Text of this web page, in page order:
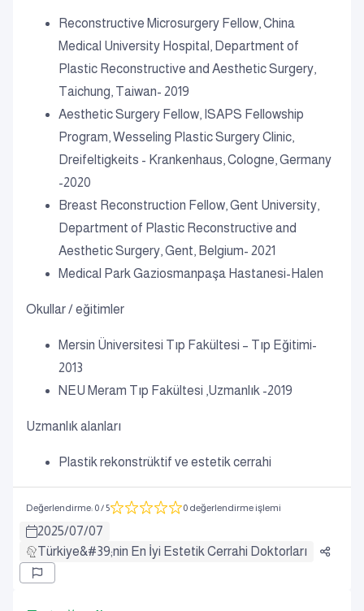
Reconstructive Microsurgery Fellow, China
Medical University Hospital, Department of
Plastic Reconstructive and Aesthetic Surgery,
Taichung, Taiwan- 2019
Aesthetic Surgery Fellow, ISAPS Fellowship
Program, Wesseling Plastic Surgery Clinic,
Dreifeltigkeits - Krankenhaus, Cologne, Germany
-2020
Breast Reconstruction Fellow, Gent University,
Department of Plastic Reconstructive and
Aesthetic Surgery, Gent, Belgium- 2021
Medical Park Gaziosmanpaşa Hastanesi-Halen
Okullar / eğitimler
Mersin Üniversitesi Tıp Fakültesi – Tıp Eğitimi-
2013
NEU Meram Tıp Fakültesi ,Uzmanlık -2019
Uzmanlık alanları
Plastik rekonstrüktif ve estetik cerrahi
Değerlendirme: 0/ 5 0 değerlendirme işlemi
2025/07/07
Türkiye&#39;nin En İyi Estetik Cerrahi Doktorları